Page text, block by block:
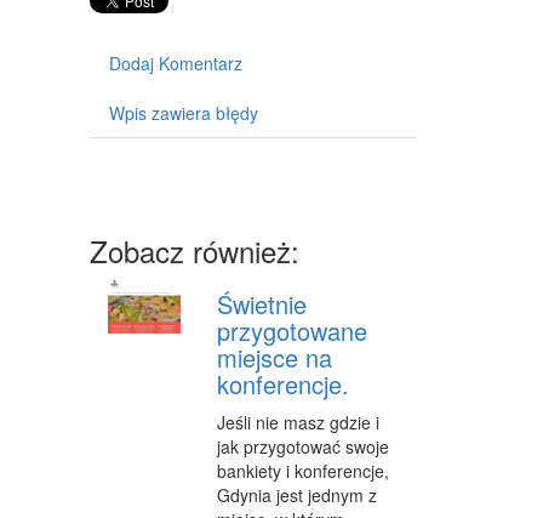
PRZEMYSŁ METALOWY
PRZEWÓZ
WYNAJEM
USŁUGI MOTORYZACYJNE
SALONY, KOMISY
PUBLIC RELATIONS
AGENCJE REKLAMOWE
MATERIAŁY REKLAMOWE
Dodaj Komentarz
Wpis zawiera błędy
Zobacz również:
Świetnie
przygotowane
miejsce na
konferencje.
Jeśli nie masz gdzie i
jak przygotować swoje
bankiety i konferencje,
Gdynia jest jednym z